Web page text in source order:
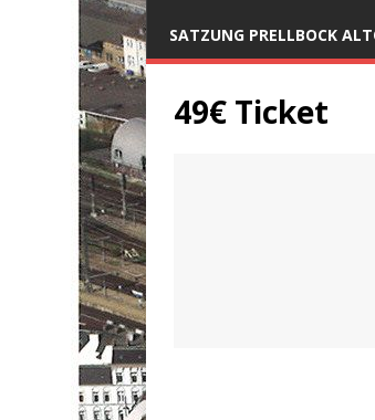
SATZUNG PRELLBOCK
49€ Ticket